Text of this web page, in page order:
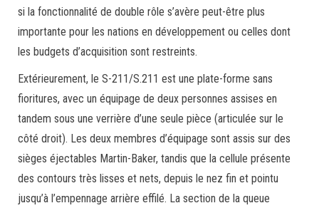
si la fonctionnalité de double rôle s’avère peut-être plus
importante pour les nations en développement ou celles dont
les budgets d’acquisition sont restreints.
Extérieurement, le S-211/S.211 est une plate-forme sans
fioritures, avec un équipage de deux personnes assises en
tandem sous une verrière d’une seule pièce (articulée sur le
côté droit). Les deux membres d’équipage sont assis sur des
sièges éjectables Martin-Baker, tandis que la cellule présente
des contours très lisses et nets, depuis le nez fin et pointu
jusqu’à l’empennage arrière effilé. La section de la queue